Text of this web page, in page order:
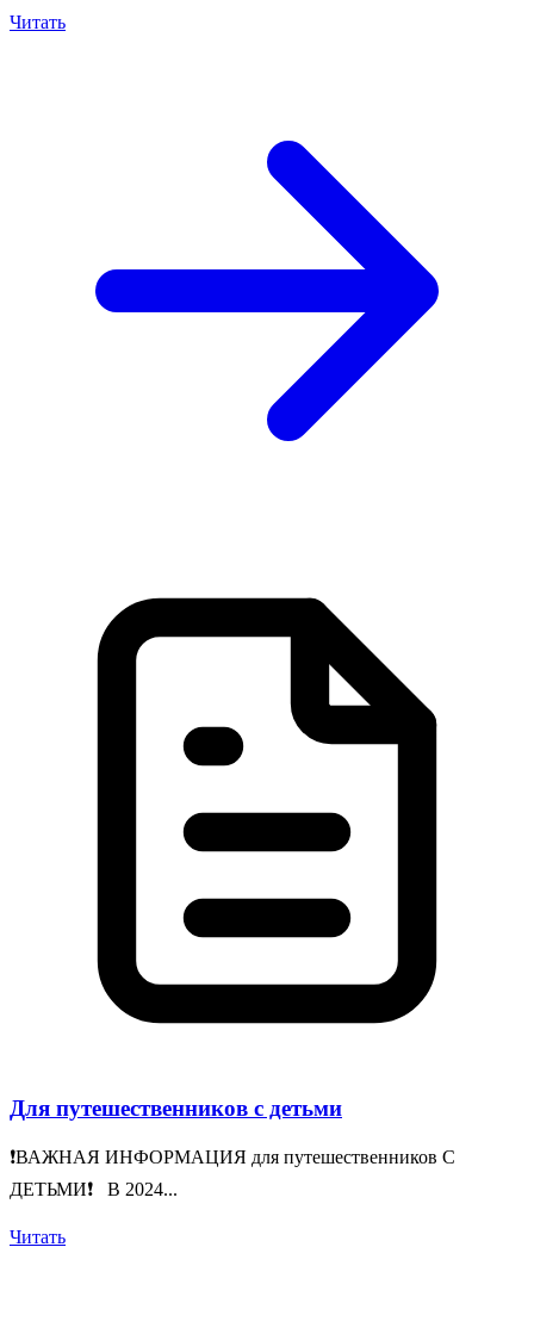
Читать
Для путешественников с детьми
❗️ВАЖНАЯ ИНФОРМАЦИЯ для путешественников С
ДЕТЬМИ❗️ В 2024...
Читать